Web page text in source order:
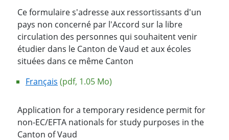
Ce formulaire s'adresse aux ressortissants d'un
pays non concerné par l'Accord sur la libre
circulation des personnes qui souhaitent venir
étudier dans le Canton de Vaud et aux écoles
situées dans ce même Canton
Français (pdf, 1.05 Mo)
Application for a temporary residence permit for
non-EC/EFTA nationals for study purposes in the
Canton of Vaud